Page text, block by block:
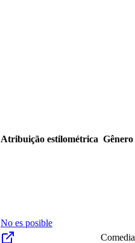
Atribuição estilométrica Gênero
No es posible
Comedia